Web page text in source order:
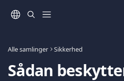
Alle samlinger Sikkerhed
Sådan